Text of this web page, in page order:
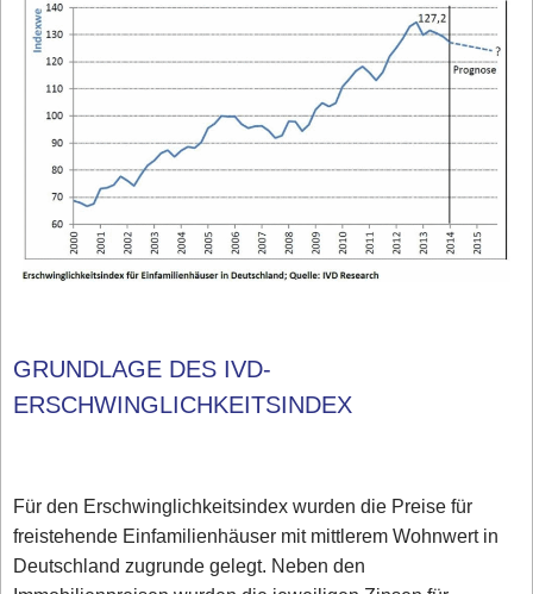
GRUNDLAGE DES IVD-
ERSCHWINGLICHKEITSINDEX
Für den Erschwinglichkeitsindex wurden die Preise für
freistehende Einfamilienhäuser mit mittlerem Wohnwert in
Deutschland zugrunde gelegt. Neben den